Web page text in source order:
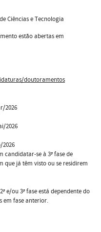
Ciências e Tecnologia
estão abertas em
doutoramentos
2026
2026
candidatar-se à 3ª fase de
que já têm visto ou se residirem
e/ou 3ª fase está dependente do
em fase anterior.